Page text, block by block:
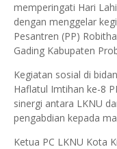
memperingati Hari
dengan menggelar
Pesantren (PP)
Gading Kabupaten
Kegiatan sosial di
Haflatul Imtihan ke-8
sinergi antara LKNU
pengabdian kepada
Ketua PC LKNU Kota